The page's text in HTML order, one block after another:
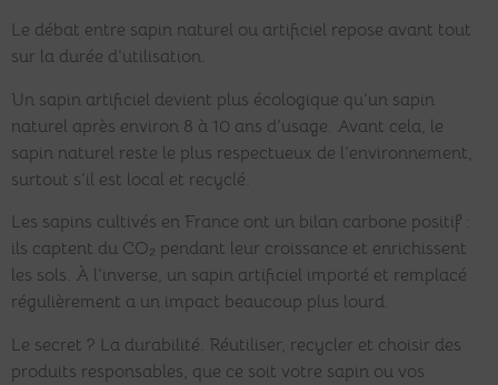
Le débat entre sapin naturel ou artificiel repose avant tout
sur la durée d’utilisation.
Un sapin artificiel devient plus écologique qu’un sapin
naturel après environ 8 à 10 ans d’usage. Avant cela, le
sapin naturel reste le plus respectueux de l’environnement,
surtout s’il est local et recyclé.
Les sapins cultivés en France ont un bilan carbone positif :
ils captent du CO₂ pendant leur croissance et enrichissent
les sols. À l’inverse, un sapin artificiel importé et remplacé
régulièrement a un impact beaucoup plus lourd.
Le secret ? La durabilité. Réutiliser, recycler et choisir des
produits responsables, que ce soit votre sapin ou vos